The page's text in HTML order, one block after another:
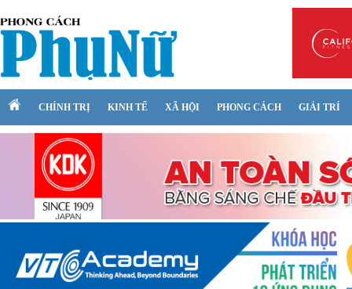
CHÍNH TRỊ KINH TẾ XÃ HỘI PHONG CÁCH GIẢI TRÍ